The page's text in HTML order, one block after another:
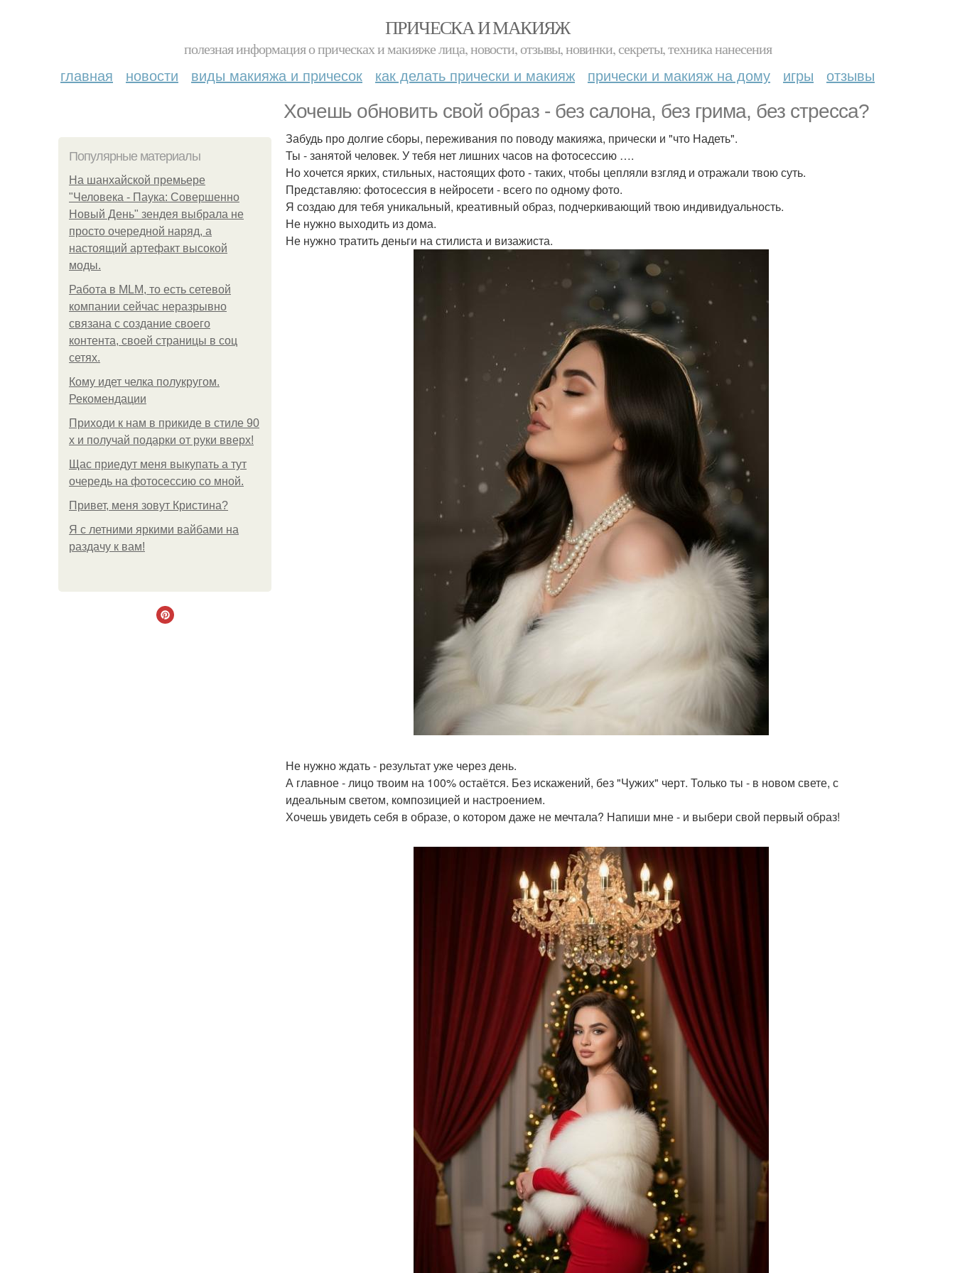
ПРИЧЕСКА И МАКИЯЖ
полезная информация о прическах и макияже лица, новости, отзывы, новинки, секреты, техника нанесения
главная новости виды макияжа и причесок как делать прически и макияж прически и макияж на дому игры отзывы
Хочешь обновить свой образ - без салона, без грима, без стресса?
Популярные материалы
На шанхайской премьере
"Человека - Паука: Совершенно
Новый День" зендея выбрала не
просто очередной наряд, а
настоящий артефакт высокой
моды.
Работа в MLM, то есть сетевой
компании сейчас неразрывно
связана с создание своего
контента, своей страницы в соц
сетях.
Кому идет челка полукругом.
Рекомендации
Приходи к нам в прикиде в стиле 90
х и получай подарки от руки вверх!
Щас приедут меня выкупать а тут
очередь на фотосессию со мной.
Привет, меня зовут Кристина?
Я с летними яркими вайбами на
раздачу к вам!
Забудь про долгие сборы, переживания по поводу макияжа, прически и "что Надеть".
Ты - занятой человек. У тебя нет лишних часов на фотосессию ….
Но хочется ярких, стильных, настоящих фото - таких, чтобы цепляли взгляд и отражали твою суть.
Представляю: фотосессия в нейросети - всего по одному фото.
Я создаю для тебя уникальный, креативный образ, подчеркивающий твою индивидуальность.
Не нужно выходить из дома.
Не нужно тратить деньги на стилиста и визажиста.
Не нужно ждать - результат уже через день.
А главное - лицо твоим на 100% остаётся. Без искажений, без "Чужих" черт. Только ты - в новом свете, с
идеальным светом, композицией и настроением.
Хочешь увидеть себя в образе, о котором даже не мечтала? Напиши мне - и выбери свой первый образ!